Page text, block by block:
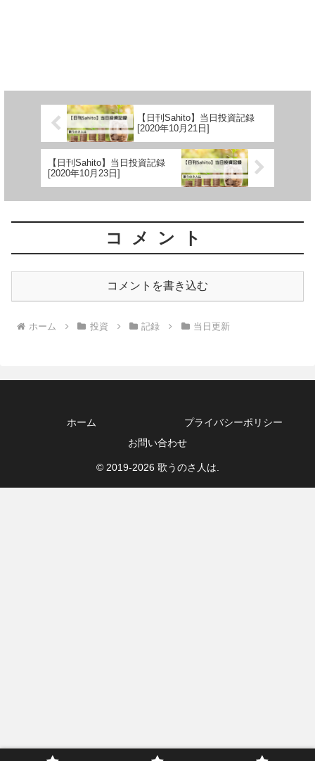
【日刊Sahito】当日投資記録
[2020年10月21日]
【日刊Sahito】当日投資記録
[2020年10月23日]
コメント
コメントを書き込む
ホーム 投資 記録 当日更新
ホーム
プライバシーポリシー
お問い合わせ
© 2019-2026 歌うのさ人は.